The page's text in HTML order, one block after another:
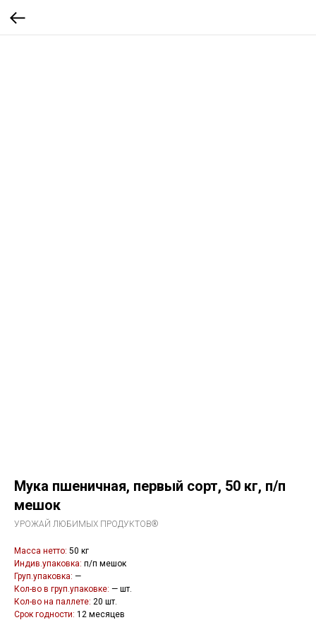
Мука пшеничная, первый сорт, 50 кг, п/п
мешок
УРОЖАЙ ЛЮБИМЫХ ПРОДУКТОВ®
Масса нетто: 50 кг
Индив.упаковка: п/п мешок
Груп.упаковка: —
Кол-во в груп.упаковке: — шт.
Кол-во на паллете: 20 шт.
Срок годности: 12 месяцев